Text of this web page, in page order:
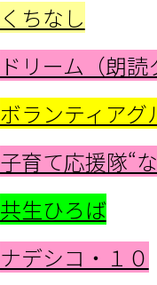
くちなし
ドリーム（朗読
ボランティアグ
子育て応援隊“
共生ひろば
ナデシコ・１０